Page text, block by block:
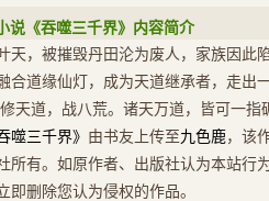
说《吞噬三千界》内容简介
天，被摧毁丹田沦为废人，家族因此
合道缘仙灯，成为天道继承者，走出
天道，战八荒。诸天万道，皆可一指
噬三千界》 由书友上传至九色鹿，该
所有。如原作者、出版社认为本站行
即删除您认为侵权的作品。